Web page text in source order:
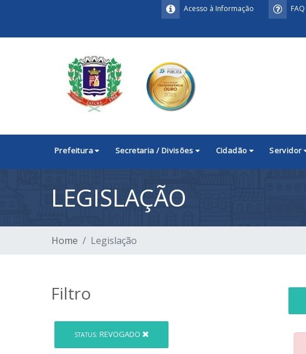
FAQ
Acesso à Informação
Prefeitura Secretaria / Divisões Cidadão Servidor
LEGISLAÇÃO
Home Legislação
Filtro
STATUS: REVOGADO